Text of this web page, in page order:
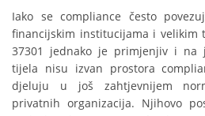
Iako se compliance često
financijskim institucijama i velikim
37301 jednako je primjenjiv i na
tijela nisu izvan prostora
djeluju u još zahtjevnijem
privatnih organizacija. Njihovo